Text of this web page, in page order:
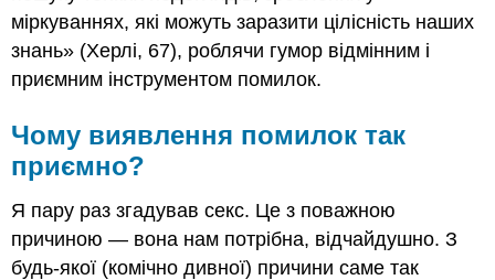
міркуваннях, які можуть заразити цілісність наших
знань» (Херлі, 67), роблячи гумор відмінним і
приємним інструментом помилок.
Чому виявлення помилок так
приємно?
Я пару раз згадував секс. Це з поважною
причиною — вона нам потрібна, відчайдушно. З
будь-якої (комічно дивної) причини саме так